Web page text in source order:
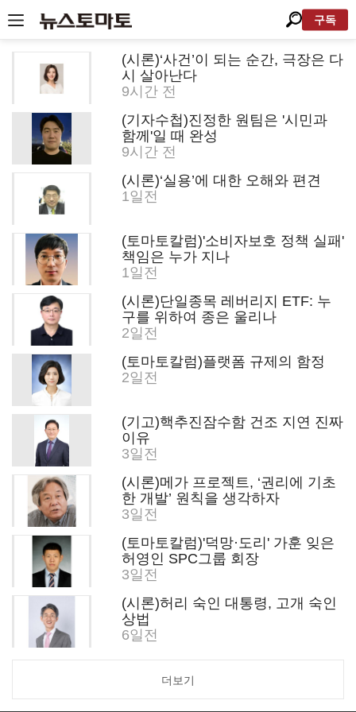
구독
(시론)‘사건’이 되는 순간, 극장은 다
시 살아난다
9시간 전
(기자수첩)진정한 원팀은 '시민과
함께'일 때 완성
9시간 전
(시론)‘실용’에 대한 오해와 편견
1일전
(토마토칼럼)'소비자보호 정책 실패'
책임은 누가 지나
1일전
(시론)단일종목 레버리지 ETF: 누
구를 위하여 종은 울리나
2일전
(토마토칼럼)플랫폼 규제의 함정
2일전
(기고)핵추진잠수함 건조 지연 진짜
이유
3일전
(시론)메가 프로젝트, ‘권리에 기초
한 개발’ 원칙을 생각하자
3일전
(토마토칼럼)'덕망·도리' 가훈 잊은
허영인 SPC그룹 회장
3일전
(시론)허리 숙인 대통령, 고개 숙인
상법
6일전
더보기